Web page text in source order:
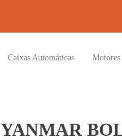
Caixas Automáticas Motores
YANMAR